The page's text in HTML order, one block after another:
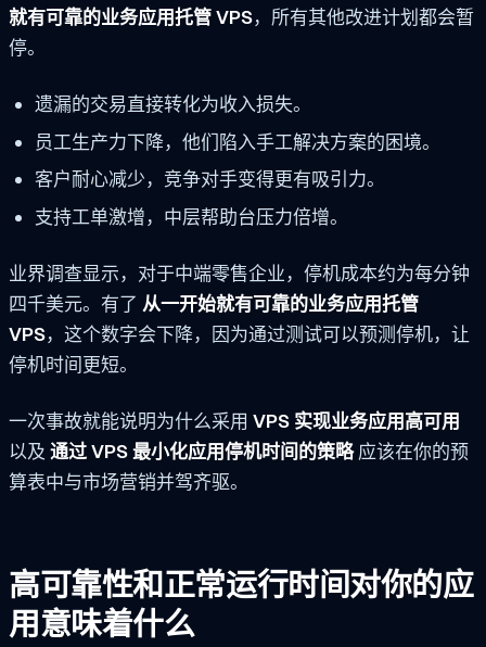
就有可靠的业务应用托管 VPS，所有其他改进计划都会暂
停。
遗漏的交易直接转化为收入损失。
员工生产力下降，他们陷入手工解决方案的困境。
客户耐心减少，竞争对手变得更有吸引力。
支持工单激增，中层帮助台压力倍增。
业界调查显示，对于中端零售企业，停机成本约为每分钟
四千美元。有了 从一开始就有可靠的业务应用托管
VPS，这个数字会下降，因为通过测试可以预测停机，让
停机时间更短。
一次事故就能说明为什么采用 VPS 实现业务应用高可用
以及 通过 VPS 最小化应用停机时间的策略应该在你的预
算表中与市场营销并驾齐驱。
高可靠性和正常运行时间对你的应
用意味着什么